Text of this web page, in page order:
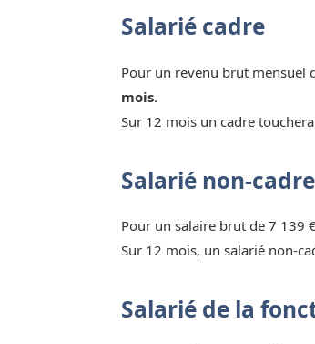
Salarié cadre
Pour un revenu brut mensuel
mois.
Sur 12 mois un cadre
Salarié non-cadre
Pour un salaire brut de 7 139
Sur 12 mois, un salarié non-
Salarié de la